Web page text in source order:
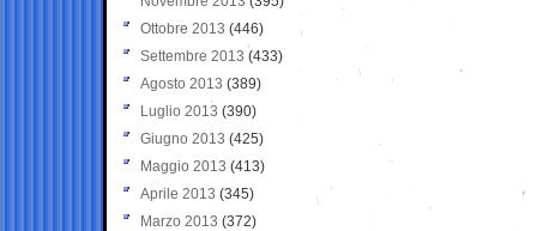
Ottobre 2013 (446)
Settembre 2013 (433)
Agosto 2013 (389)
Luglio 2013 (390)
Giugno 2013 (425)
Maggio 2013 (413)
Aprile 2013 (345)
Marzo 2013 (372)